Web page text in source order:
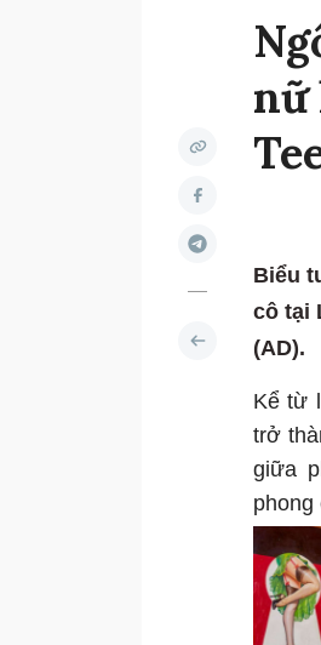
nữ
Biểu
cô tại
(AD).
Kể từ
trở
giữa
phong